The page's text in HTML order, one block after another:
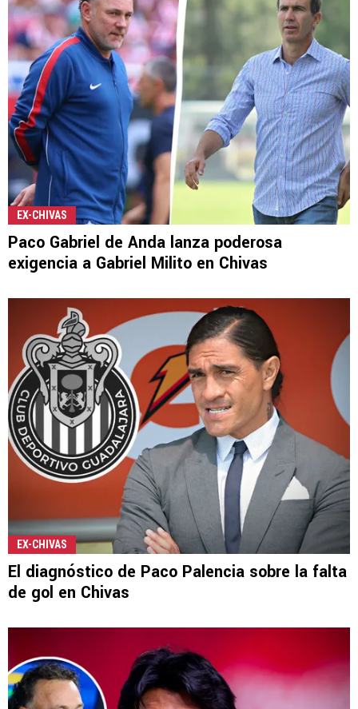
EX-CHIVAS
Paco Gabriel de Anda lanza poderosa
exigencia a Gabriel Milito en Chivas
EX-CHIVAS
El diagnóstico de Paco Palencia sobre la falta
de gol en Chivas